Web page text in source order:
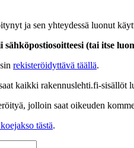
ja sen yhteydessä luonut
(tai itse
rekisteröidyttävä täällä.
kaikki rakennuslehti.fi-sisällöt
jolloin saat oikeuden
tästä.